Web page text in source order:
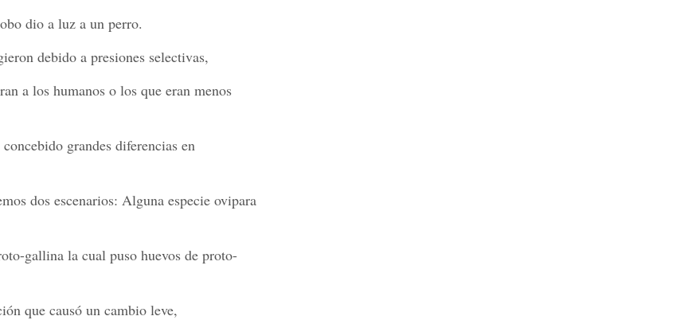
dio a luz a un perro.
debido a presiones selectivas,
a los humanos o los que eran menos
grandes diferencias en
dos escenarios: Alguna especie ovipara
gallina la cual puso huevos de proto-
que causó un cambio leve,